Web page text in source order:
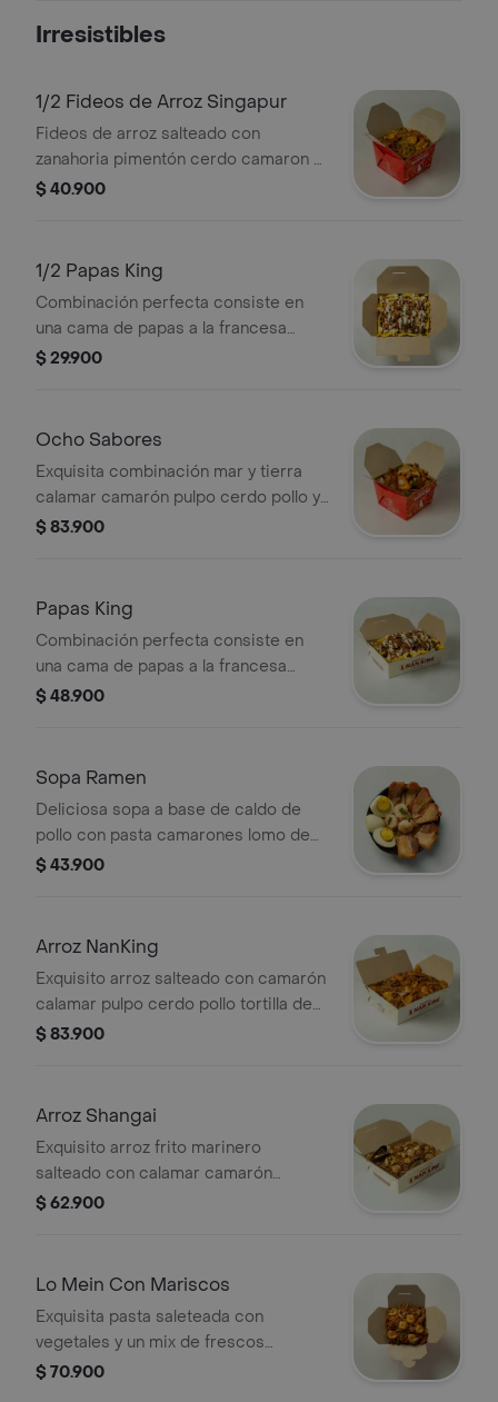
poco picantes) y 2 crujientes lumpias
Irresistibles
1/2 Fideos de Arroz Singapur
Fideos de arroz salteado con
zanahoria pimentón cerdo camaron y
tortilla de huevo. (sugerido para 1)
$ 40.900
1/2 Papas King
Combinación perfecta consiste en
una cama de papas a la francesa
cubiertas con carne de res salteada
$ 29.900
Ocho Sabores
Exquisita combinación mar y tierra
calamar camarón pulpo cerdo pollo y
carne de res salteado con vegetales
$ 83.900
Papas King
Combinación perfecta consiste en
una cama de papas a la francesa
cubiertas con carne de res salteada
$ 48.900
Sopa Ramen
Deliciosa sopa a base de caldo de
pollo con pasta camarones lomo de
cerdo huevo y topping de cebollin.
$ 43.900
Arroz NanKing
Exquisito arroz salteado con camarón
calamar pulpo cerdo pollo tortilla de
huevo cebollín y raíces. (sugerido para
$ 83.900
Arroz Shangai
Exquisito arroz frito marinero
salteado con calamar camarón
palmito de cangrejo trocitos de
$ 62.900
Lo Mein Con Mariscos
Exquisita pasta saleteada con
vegetales y un mix de frescos
mariscos (calamar camaron palmito
$ 70.900